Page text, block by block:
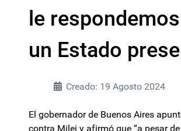
le
un Estado
Creado: 19 Agosto 2024
El gobernador de Buenos Aires
contra Milei y afirmó que “a pesar